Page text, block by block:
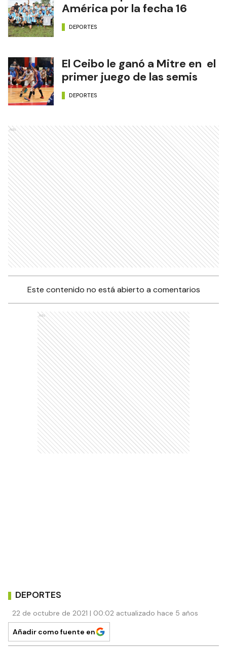
América por la fecha 16
DEPORTES
El Ceibo le ganó a Mitre en el
primer juego de las semis
DEPORTES
Ads
Este contenido no está abierto a comentarios
Ads
DEPORTES
22 de octubre de 2021 | 00:02 actualizado hace 5 años
Añadir como fuente en